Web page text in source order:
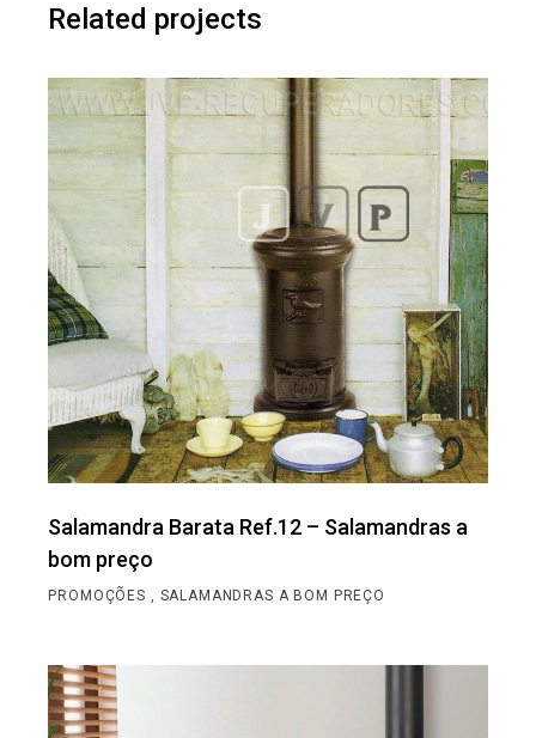
Related projects
Salamandra Barata Ref.12 – Salamandras a
bom preço
PROMOÇÕES SALAMANDRAS A BOM PREÇO